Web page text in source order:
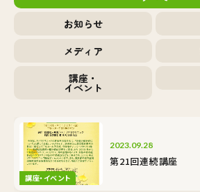
お知らせ
メディア
講座・
イベント
講座・イベント
2023.09.28
第21回連続講座